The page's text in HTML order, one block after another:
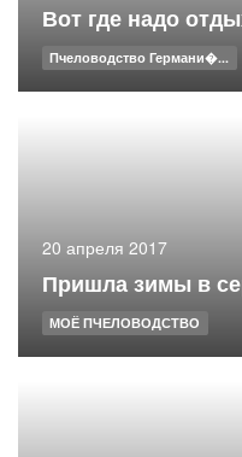
Вот где надо
Пчеловодство Германи�...
20 апреля 2017
Пришла зимы в
МОЁ ПЧЕЛОВОДСТВО